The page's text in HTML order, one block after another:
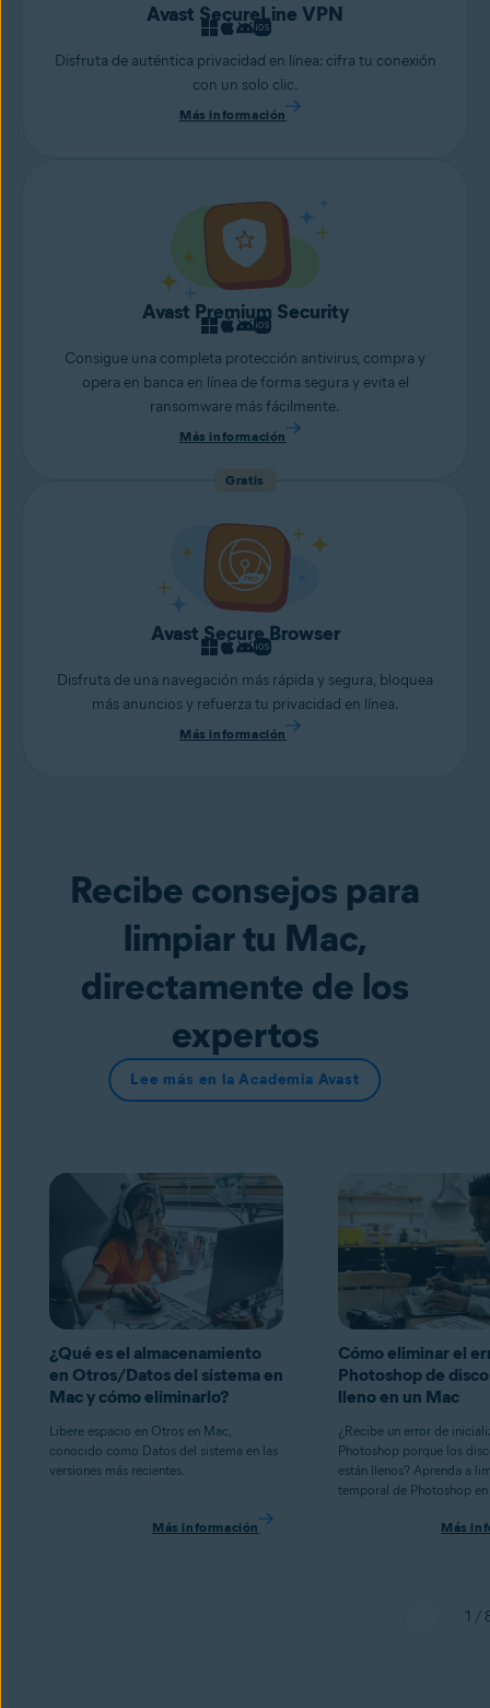
Avast SecureLine VPN
Disfruta de auténtica privacidad en línea: cifra tu conexión
con un solo clic.
Más información
Avast Premium Security
Consigue una completa protección antivirus, compra y
opera en banca en línea de forma segura y evita el
ransomware más fácilmente.
Más información
Gratis
Avast Secure Browser
Disfruta de una navegación más rápida y segura, bloquea
más anuncios y refuerza tu privacidad en línea.
Más información
Recibe consejos para
limpiar tu Mac,
directamente de los
expertos
Lee más en la Academia Avast
¿Qué es el almacenamiento
en Otros/Datos del sistema en
Mac y cómo eliminarlo?
Libere espacio en Otros en Mac,
conocido como Datos del sistema en las
versiones más recientes.
Más información
Cómo eliminar el
Photoshop de
lleno en un Mac
¿Recibe un error de
Photoshop porque los
están llenos? Aprenda a
temporal de Photoshop
Más
1 /